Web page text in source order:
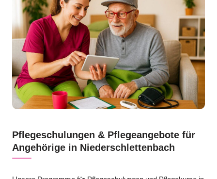
Pflegeschulungen & Pflegeangebote für
Angehörige in Niederschlettenbach